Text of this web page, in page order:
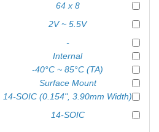
64 x 8
2V ~ 5.5V
-
Internal
-40°C ~ 85°C (TA)
Surface Mount
14-SOIC (0.154", 3.90mm Width)
14-SOIC